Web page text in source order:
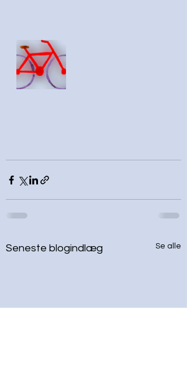
Seneste blogindlæg Se alle